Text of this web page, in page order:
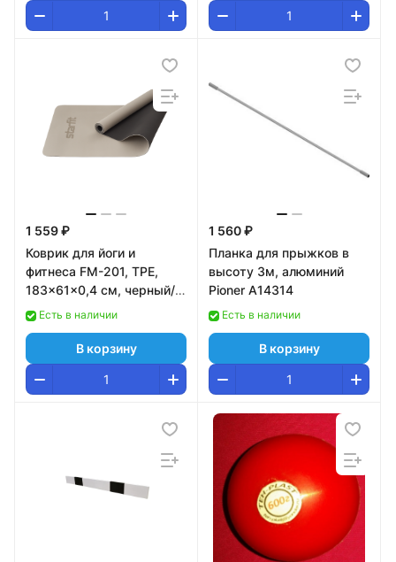
1 559 ₽
Коврик для йоги и
фитнеса FM-201, TPE,
183x61x0,4 см, черный/
серыйЕсть в наличии
В корзину
1 560 ₽
Планка для прыжков в
высоту 3м, алюминий
Pioner A14314
Есть в наличии
В корзину